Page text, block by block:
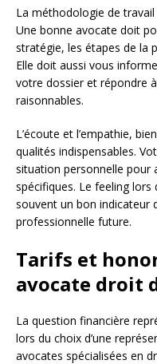
La méthodologie de
Une bonne avocate doit
stratégie, les étapes de la
Elle doit aussi vous
votre dossier et répondre
raisonnables.
L’écoute et l’empathie,
qualités indispensables.
situation personnelle pour
spécifiques. Le feeling
souvent un bon indicateur
professionnelle future.
Tarifs et
avocate droit
La question financière
lors du choix d’une
avocates spécialisées en